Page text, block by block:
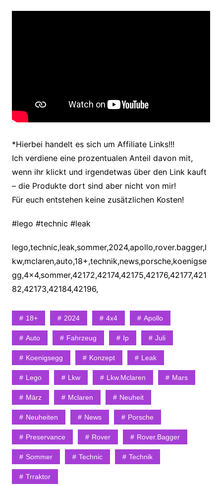
*Hierbei handelt es sich um Affiliate Links!!!
Ich verdiene eine prozentualen Anteil davon mit,
wenn ihr klickt und irgendetwas über den Link kauft
– die Produkte dort sind aber nicht von mir!
Für euch entstehen keine zusätzlichen Kosten!
#lego #technic #leak
lego,technic,leak,sommer,2024,apollo,rover.bagger,l
kw,mclaren,auto,18+,technik,news,porsche,koenigse
gg,4×4,sommer,42172,42174,42175,42176,42177,421
82,42173,42184,42196,
18+ 2024 4x4 Apollo
Auto Fahrzeug Ip Juli
Koenigsegg Konzept Leak
Lego Lkw Lkw.mclaren Mars
März Mclaren Neuheit
Neuheiten News Porsche
Preservance Rover Rover.bagger
Sommer Technic Technik
Trraktor